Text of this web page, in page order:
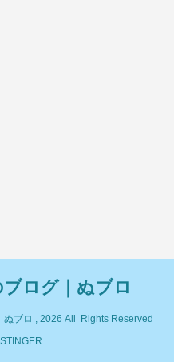
ログ｜ぬブロ
ブロ , 2026 All Rights Reserved
STINGER.